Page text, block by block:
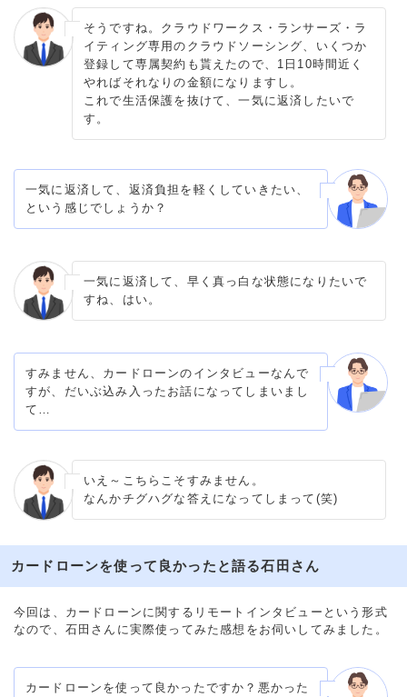
そうですね。クラウドワークス・ランサーズ・ラ
イティング専用のクラウドソーシング、いくつか
登録して専属契約も貰えたので、1日10時間近く
やればそれなりの金額になりますし。
これで生活保護を抜けて、一気に返済したいで
す。
一気に返済して、返済負担を軽くしていきたい、
という感じでしょうか？
一気に返済して、早く真っ白な状態になりたいで
すね、はい。
すみません、カードローンのインタビューなんで
すが、だいぶ込み入ったお話になってしまいまし
て…
いえ～こちらこそすみません。
なんかチグハグな答えになってしまって(笑)
カードローンを使って良かったと語る石田さん
今回は、カードローンに関するリモートインタビューという形式
なので、石田さんに実際使ってみた感想をお伺いしてみました。
カードローンを使って良かったですか？悪かった